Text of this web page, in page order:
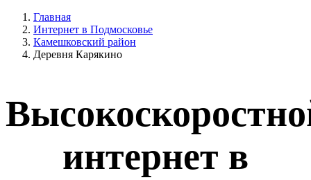
Главная
Интернет в Подмосковье
Камешковский район
Деревня Карякино
интернет в